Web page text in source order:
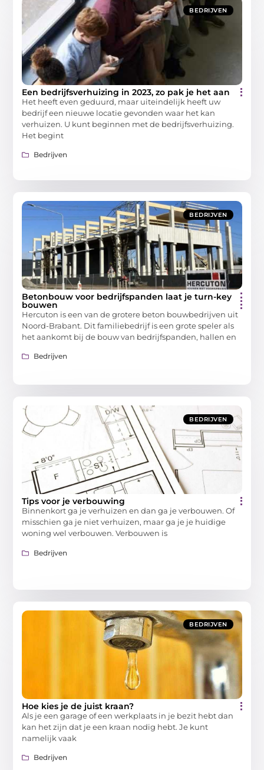
BEDRIJVEN
Een bedrijfsverhuizing in 2023, zo pak je het aan
Het heeft even geduurd, maar uiteindelijk heeft uw
bedrijf een nieuwe locatie gevonden waar het kan
verhuizen. U kunt beginnen met de bedrijfsverhuizing.
Het begint
Bedrijven
BEDRIJVEN
Betonbouw voor bedrijfspanden laat je turn-key
bouwen
Hercuton is een van de grotere beton bouwbedrijven uit
Noord-Brabant. Dit familiebedrijf is een grote speler als
het aankomt bij de bouw van bedrijfspanden, hallen en
Bedrijven
BEDRIJVEN
Tips voor je verbouwing
Binnenkort ga je verhuizen en dan ga je verbouwen. Of
misschien ga je niet verhuizen, maar ga je je huidige
woning wel verbouwen. Verbouwen is
Bedrijven
BEDRIJVEN
Hoe kies je de juist kraan?
Als je een garage of een werkplaats in je bezit hebt dan
kan het zijn dat je een kraan nodig hebt. Je kunt
namelijk vaak
Bedrijven